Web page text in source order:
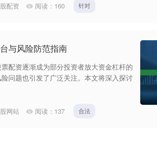
配资 阅读： 160 针对
与风险防范指南
配资逐渐成为部分投资者放大资金杠杆的
问题也引发了广泛关注。本文将深入探讨
网站 阅读： 137 合法